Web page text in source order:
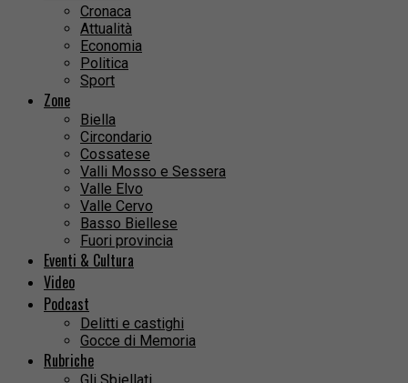
Cronaca
Attualità
Economia
Politica
Sport
Zone
Biella
Circondario
Cossatese
Valli Mosso e Sessera
Valle Elvo
Valle Cervo
Basso Biellese
Fuori provincia
Eventi & Cultura
Video
Podcast
Delitti e castighi
Gocce di Memoria
Rubriche